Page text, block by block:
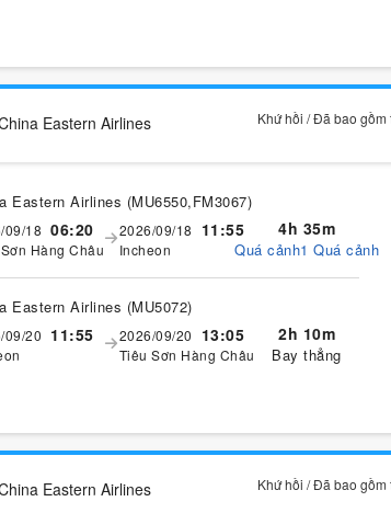
Eastern Airlines
Khứ hồi / Đã bao gồm
Eastern Airlines (MU6550,FM3067)
09/18 06:20
Hàng Châu
2026/09/18 11:55
Incheon
4h 35m
Quá cảnh1 Quá cảnh
Eastern Airlines (MU5072)
09/20 11:55 2026/09/20 13:05
Tiêu Sơn Hàng Châu
2h 10m
Bay thẳng
Eastern Airlines
Khứ hồi / Đã bao gồm